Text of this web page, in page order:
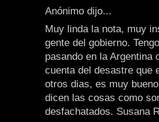
Anónimo dijo...
Muy linda la nota, muy
gente del gobierno.
pasando en la Argentina
cuenta del desastre que
otros dias, es muy
dicen las cosas como
desfachatados. Susana